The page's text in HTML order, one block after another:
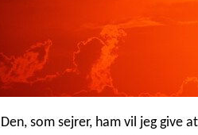
Den, som sejrer, ham vil jeg give